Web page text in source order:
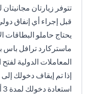
تتوفر زيارتان
قبل إجراء أي إنفاق
يحتاج حاملو البطاقات
ماستركارد ترافل
المعاملات الدولية
إذا تم إيقاف دخولك